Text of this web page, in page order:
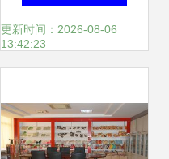
——统衣服饰，服
更新时间：2026-08-06
13:42:23